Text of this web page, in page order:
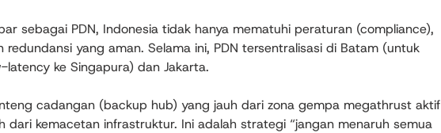
sebagai PDN, Indonesia tidak hanya mematuhi peraturan (compliance),
yang aman. Selama ini, PDN tersentralisasi di Batam (untuk
latency ke Singapura) dan Jakarta.
cadangan (backup hub) yang jauh dari zona gempa megathrust aktif
dari kemacetan infrastruktur. Ini adalah strategi “jangan menaruh semua